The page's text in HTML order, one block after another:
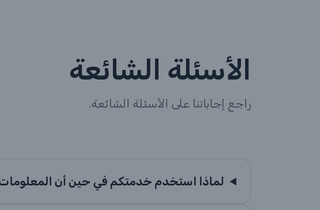
لماذا استخدم خدمتكم في حين أن المعلومات
الأسئلة الشائعة
راجع إجاباتنا على الأسئلة الشائعة.